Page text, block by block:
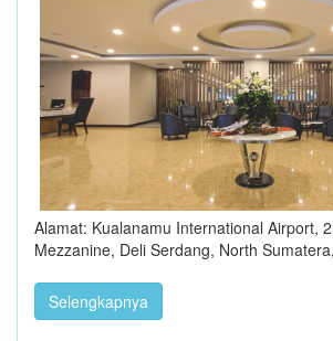
Alamat: Kualanamu International Airport,
Mezzanine, Deli Serdang, North
Selengkapnya